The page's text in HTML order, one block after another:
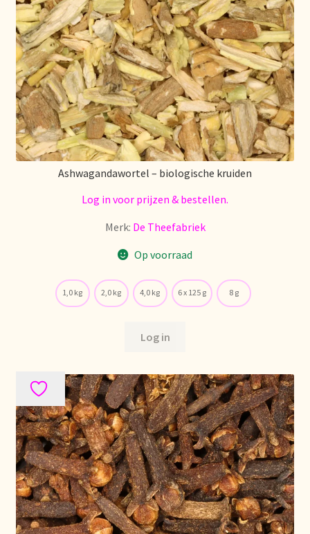
We zijn verhuisd!
Webwinkel
Welcome to our Tea Wholesale business!
Willkommen in unserem Teegroßhandel!
Ashwagandawortel – biologische kruiden
Log in voor prijzen & bestellen.
Merk: De Theefabriek
Op voorraad
1,0 kg 2,0 kg 4,0 kg 6 x 125 g 8 g
Log in